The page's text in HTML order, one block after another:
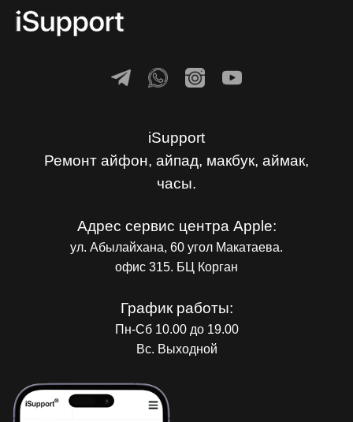
iSupport
Ремонт айфон, айпад, макбук, аймак,
часы.
Адрес сервис центра Apple:
ул. Абылайхана, 60 угол Макатаева.
офис 315. БЦ Корган
График работы:
Пн-Сб 10.00 до 19.00
Вс. Выходной